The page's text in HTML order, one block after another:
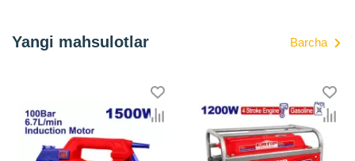
Yangi mahsulotlar Barcha